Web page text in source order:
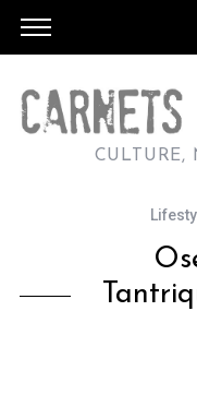
CULTURE,